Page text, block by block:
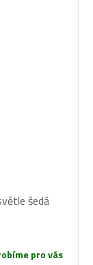
šedá
pro vás